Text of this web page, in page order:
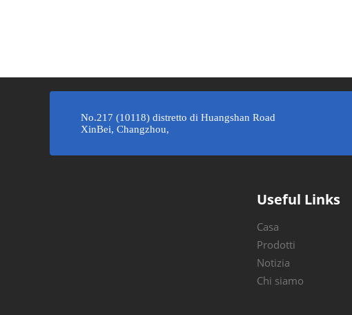
No.217 (10118) distretto di Huangshan Road
XinBei, Changzhou,
Useful Links
Casa
Prodotti
Notizia
Chi siamo